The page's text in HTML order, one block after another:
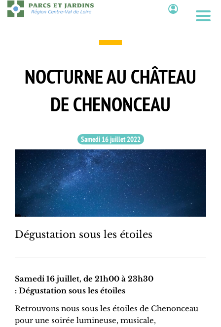
Aller
au
NOCTURNE AU CHÂTEAU
DE CHENONCEAU
Samedi 16 juillet 2022
Dégustation sous les étoiles
Samedi 16 juillet, de 21h00 à 23h30
: Dégustation sous les étoiles
Retrouvons nous sous les étoiles de Chenonceau
pour une soirée lumineuse, musicale,